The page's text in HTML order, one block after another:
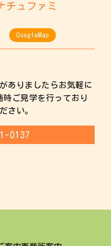
チュファミ
GoogleMap
ありましたらお気軽に
ご見学を行っており
さい。
0137